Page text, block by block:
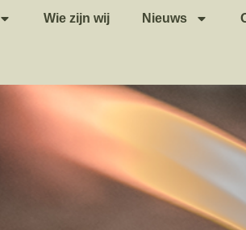
Wie zijn wij Nieuws